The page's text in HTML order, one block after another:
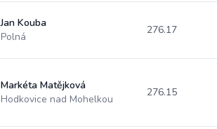
Jan Kouba
Polná
276.17
Markéta Matějková
Hodkovice nad Mohelkou
276.15